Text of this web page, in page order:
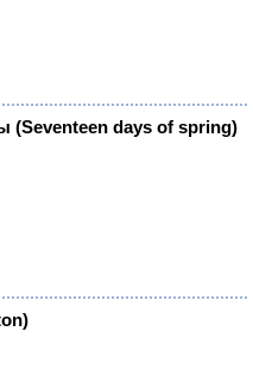
(Seventeen days of spring)